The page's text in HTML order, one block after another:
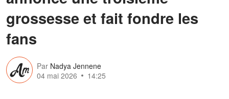
grossesse et fait fondre les
fans
Par Nadya Jennene
04 mai 2026
14:25